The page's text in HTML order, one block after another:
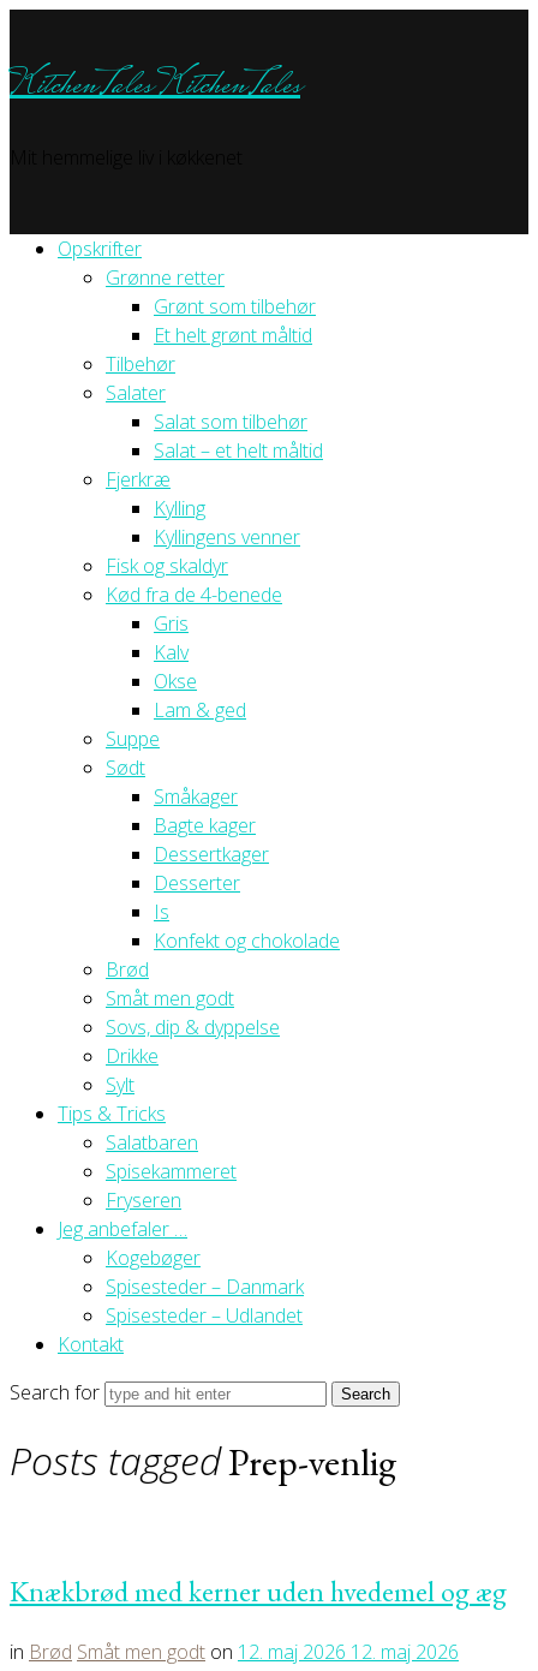
KitchenTalesKitchenTales
Opskrifter
Grønne retter
Grønt som tilbehør
Et helt grønt måltid
Tilbehør
Salater
Salat som tilbehør
Salat – et helt måltid
Fjerkræ
Kylling
Kyllingens venner
Fisk og skaldyr
Kød fra de 4-benede
Gris
Kalv
Okse
Lam & ged
Suppe
Sødt
Småkager
Bagte kager
Dessertkager
Desserter
Is
Konfekt og chokolade
Brød
Småt men godt
Sovs, dip & dyppelse
Drikke
Sylt
Tips & Tricks
Salatbaren
Spisekammeret
Fryseren
Jeg anbefaler …
Kogebøger
Spisesteder – Danmark
Spisesteder – Udlandet
Kontakt
Search for
Posts taggedPrep-venlig
Knækbrød med kerner uden hvedemel og æg
in Brød Småt men godt on 12. maj 2026 12. maj 2026